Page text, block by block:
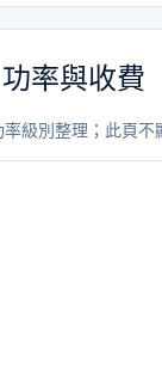
率與收費
級別整理；此頁不